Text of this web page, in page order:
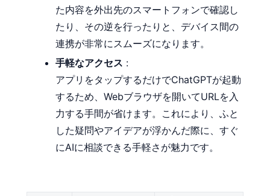
た内容を外出先のスマートフォンで確認し
たり、その逆を行ったりと、デバイス間の
連携が非常にスムーズになります。
手軽なアクセス :
アプリをタップするだけでChatGPTが起動
するため、Webブラウザを開いてURLを入
力する手間が省けます。これにより、ふと
した疑問やアイデアが浮かんだ際に、すぐ
にAIに相談できる手軽さが魅力です。